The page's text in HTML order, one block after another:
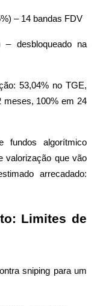
Bonus
– 14 bandas FDV
desbloqueado na
53,04% no TGE,
meses, 100% em 24
fundos algorítmico
valorização que vão
arrecadado:
Limites de
sniping para um